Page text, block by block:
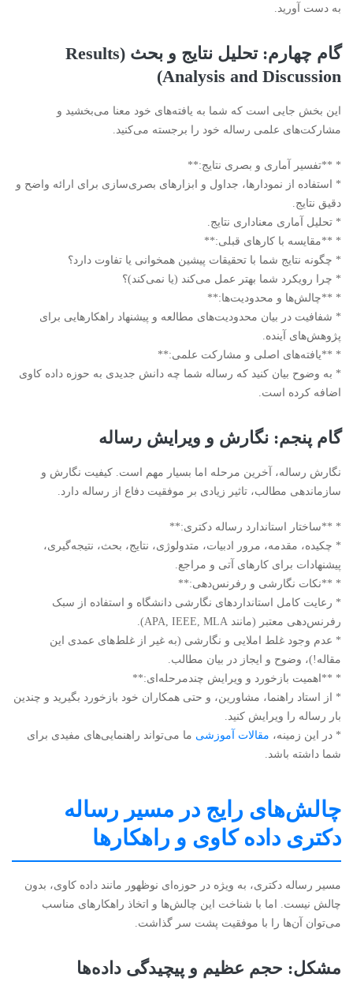
به دست آورید.
گام چهارم: تحلیل نتایج و بحث (Results
Analysis and Discussion)
این بخش جایی است که شما به یافته‌های خود معنا می‌بخشید و
مشارکت‌های علمی رساله خود را برجسته می‌کنید.
* **تفسیر آماری و بصری نتایج:**
* استفاده از نمودارها، جداول و ابزارهای بصری‌سازی برای ارائه واضح و
دقیق نتایج.
* تحلیل آماری معناداری نتایج.
* **مقایسه با کارهای قبلی:**
* چگونه نتایج شما با تحقیقات پیشین همخوانی یا تفاوت دارد؟
* چرا رویکرد شما بهتر عمل می‌کند (یا نمی‌کند)؟
* **چالش‌ها و محدودیت‌ها:**
* شفافیت در بیان محدودیت‌های مطالعه و پیشنهاد راهکارهایی برای
پژوهش‌های آینده.
* **یافته‌های اصلی و مشارکت علمی:**
* به وضوح بیان کنید که رساله شما چه دانش جدیدی به حوزه داده کاوی
اضافه کرده است.
گام پنجم: نگارش و ویرایش رساله
نگارش رساله، آخرین مرحله اما بسیار مهم است. کیفیت نگارش و
سازماندهی مطالب، تاثیر زیادی بر موفقیت دفاع از رساله دارد.
* **ساختار استاندارد رساله دکتری:**
* چکیده، مقدمه، مرور ادبیات، متدولوژی، نتایج، بحث، نتیجه‌گیری،
پیشنهادات برای کارهای آتی و مراجع.
* **نکات نگارشی و رفرنس‌دهی:**
* رعایت کامل استانداردهای نگارشی دانشگاه و استفاده از سبک
رفرنس‌دهی معتبر (مانند APA, IEEE, MLA).
* عدم وجود غلط املایی و نگارشی (به غیر از غلط‌های عمدی این
مقاله!)، وضوح و ایجاز در بیان مطالب.
* **اهمیت بازخورد و ویرایش چندمرحله‌ای:**
* از استاد راهنما، مشاورین، و حتی همکاران خود بازخورد بگیرید و چندین
بار رساله را ویرایش کنید.
* در این زمینه، مقالات آموزشی ما می‌تواند راهنمایی‌های مفیدی برای
شما داشته باشد.
چالش‌های رایج در مسیر رساله
دکتری داده کاوی و راهکارها
مسیر رساله دکتری، به ویژه در حوزه‌ای نوظهور مانند داده کاوی، بدون
چالش نیست. اما با شناخت این چالش‌ها و اتخاذ راهکارهای مناسب
می‌توان آن‌ها را با موفقیت پشت سر گذاشت.
مشکل: حجم عظیم و پیچیدگی داده‌ها